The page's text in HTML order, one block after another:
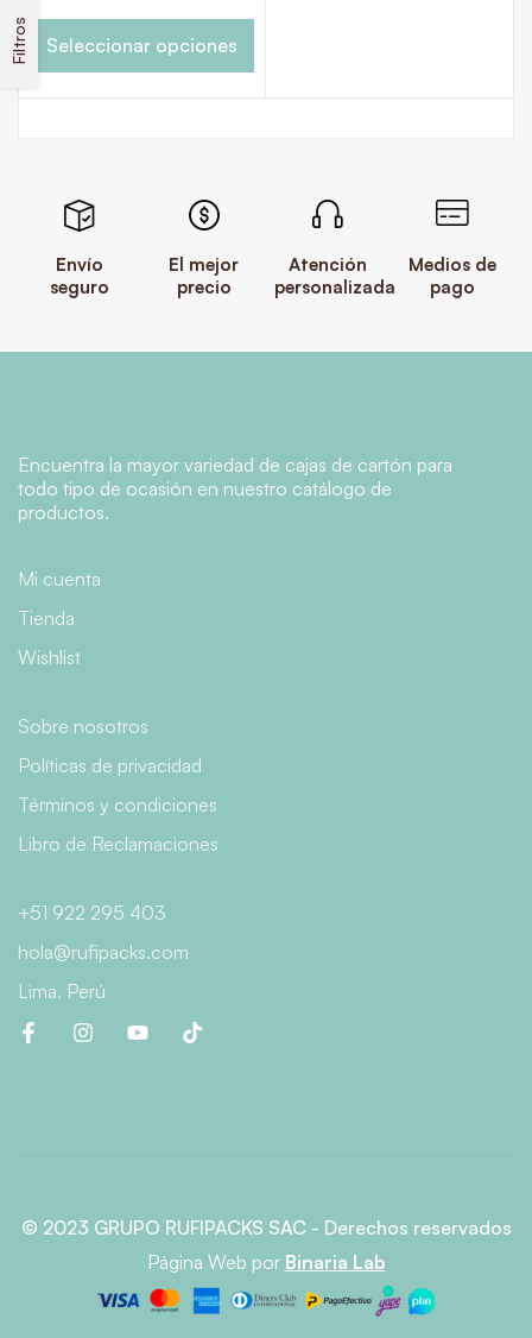
Filtros Seleccionar opciones
Envío
seguro
El mejor
precio
Atención
personalizada
Medios de
pago
Encuentra la mayor variedad de cajas de cartón para
todo tipo de ocasión en nuestro catálogo de
productos.
Mi cuenta
Tienda
Wishlist
Sobre nosotros
Políticas de privacidad
Términos y condiciones
Libro de Reclamaciones
+51 922 295 403
hola@rufipacks.com
Lima, Perú
© 2023 GRUPO RUFIPACKS SAC - Derechos reservados
Página Web por Binaria Lab